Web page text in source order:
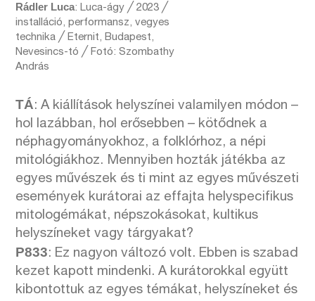
Rádler Luca: Luca-ágy ╱ 2023 ╱
installáció, performansz, vegyes
technika ╱ Eternit, Budapest,
Nevesincs-tó ╱ Fotó: Szombathy
András
TÁ: A kiállítások helyszínei valamilyen módon –
hol lazábban, hol erősebben – kötődnek a
néphagyományokhoz, a folklórhoz, a népi
mitológiákhoz. Mennyiben hozták játékba az
egyes művészek és ti mint az egyes művészeti
események kurátorai az effajta helyspecifikus
mitologémákat, népszokásokat, kultikus
helyszíneket vagy tárgyakat?
P833: Ez nagyon változó volt. Ebben is szabad
kezet kapott mindenki. A kurátorokkal együtt
kibontottuk az egyes témákat, helyszíneket és